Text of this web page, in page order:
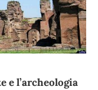
e l’archeologia